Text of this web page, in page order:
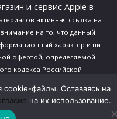
и сервис Apple в
активная ссылка на
на то, что данный
характер и ни
офертой, определяемой
кодекса Российской
данных .
защите персональных
файлы. Оставаясь на
на их использование.